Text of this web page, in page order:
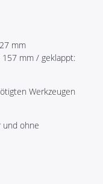
mm
mm / geklappt:
Werkzeugen
und ohne